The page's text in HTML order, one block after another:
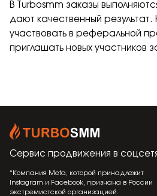
В Turbosmm заказы
дают качественный
участвовать в реферальной
приглашать новых участников
Сервис продвижения в
*Компания Meta, которой принадлежит
Instagram и Facebook, признана в России
экстремистской организацией.